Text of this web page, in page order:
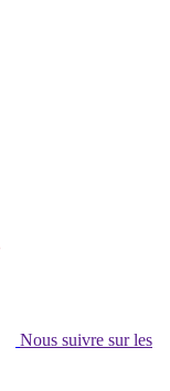
Nous suivre sur les